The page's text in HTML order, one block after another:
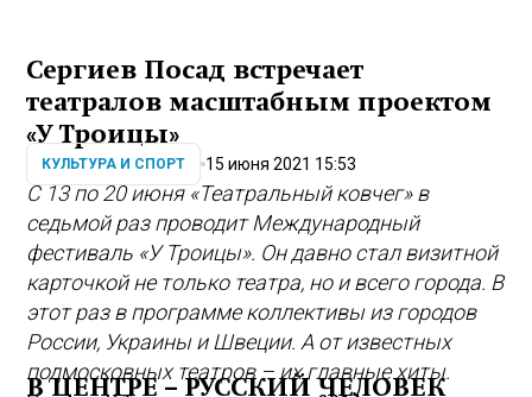
Сергиев Посад встречает
театралов масштабным проектом
«У Троицы»
КУЛЬТУРА И СПОРТ 15 июня 2021 15:53
С 13 по 20 июня «Театральный ковчег» в
седьмой раз проводит Международный
фестиваль «У Троицы». Он давно стал визитной
карточкой не только театра, но и всего города. В
этот раз в программе коллективы из городов
России, Украины и Швеции. А от известных
подмосковных театров – их главные хиты.
В ЦЕНТРЕ – РУССКИЙ ЧЕЛОВЕК